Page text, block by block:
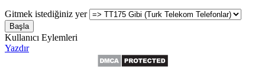
Gitmek istediğiniz yer
Kullanıcı Eylemleri
Yazdır